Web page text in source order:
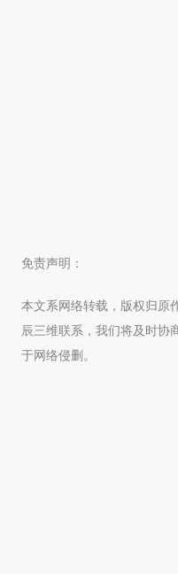
免责声明：
本文系网络转载，版权归原
辰三维联系，我们将及时协
于网络侵删。